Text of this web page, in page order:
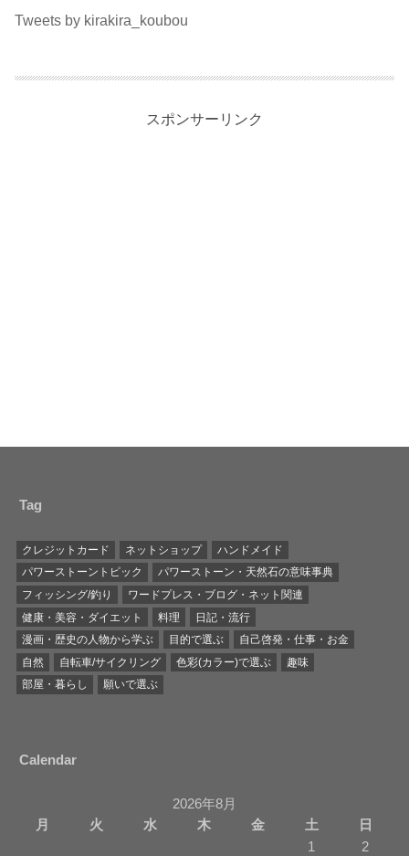
Tweets by kirakira_koubou
スポンサーリンク
Tag
クレジットカード ネットショップ
ハンドメイド
パワーストーントピック
パワーストーン・天然石の意味事典
フィッシング/釣り
ワードプレス・ブログ・ネット関連
健康・美容・ダイエット
料理
日記・流行
漫画・歴史の人物から学ぶ
目的で選ぶ
自己啓発・仕事・お金
自然
自転車/サイクリング 色彩(カラー)で選ぶ
趣味
部屋・暮らし
願いで選ぶ
Calendar
2026年8月
月
火 水 木 金 土 日
1
2